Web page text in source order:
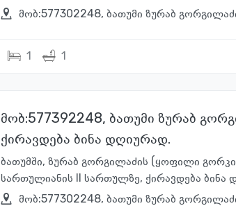
მობ:577302248, ბათუმი ზურაბ
1 1
მობ:577392248, ბათუმი ზურაბ
ქირავდება ბინა დღიურად.
ბათუმში, ზურაბ გორგილაძის (ყოფილი
სართულიანის II სართულზე, ქირავდება ბინა
მობ:577302248, ბათუმი ზურაბ